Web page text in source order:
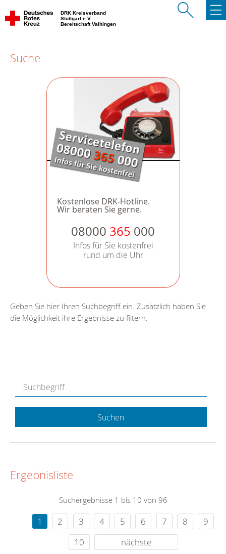
DRK Kreisverband
Stuttgart e.V.
Bereitschaft Vaihingen
Suche
Kostenlose DRK-Hotline.
Wir beraten Sie gerne.
08000 365 000
Infos für Sie kostenfrei
rund um die Uhr
Geben Sie hier Ihren Suchbegriff ein. Zusätzlich haben Sie
die Möglichkeit ihre Ergebnisse zu filtern.
Suchen
Ergebnisliste
Suchergebnisse 1 bis 10 von 96
1 2 3 4 5 6 7 8
9
10
nächste